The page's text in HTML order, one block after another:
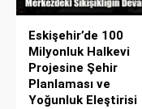
Eskişehir’de 100
Milyonluk Halkevi
Projesine Şehir
Planlaması ve
Yoğunluk Eleştirisi